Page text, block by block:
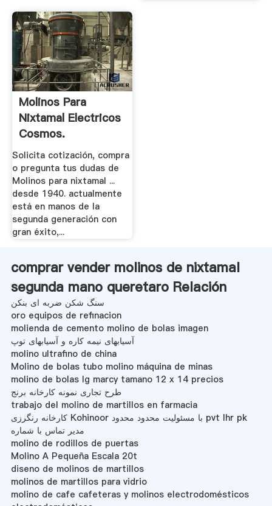
Molinos Para
Nixtamal Electricos
Cosmos.
Solicita cotización, compra
o pregunta tus dudas de
Molinos para nixtamal ...
desde 1940. actualmente
está en manos de la
segunda generación con
gran éxito,...
comprar vender molinos de nixtamal
segunda mano queretaro Relación
سنگ شکن ضربه ای بنکن
oro equipos de refinacion
molienda de cemento molino de bolas imagen
آسیابهای نیمه کاره و آسیابهای توپ
molino ultrafino de china
Molino de bolas tubo molino máquina de minas
molino de bolas lg marcy tamano 12 x 14 precios
طرح تجاری نمونه کارخانه برنج
trabajo del molino de martillos en farmacia
کارخانه رنگرزی Kohinoor با مسئولیت محدود محدود pvt lhr pk
مدیر تماس با شماره
molino de rodillos de puertas
Molino A Pequeña Escala 20t
diseno de molinos de martillos
molinos de martillos para vidrio
molino de cafe cafeteras y molinos electrodomésticos